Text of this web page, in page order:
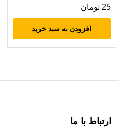
25 تومان
افزودن به سبد خرید
ارتباط با ما